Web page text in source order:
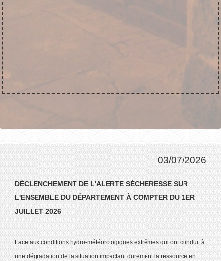
03/07/2026
DÉCLENCHEMENT DE L'ALERTE SÉCHERESSE SUR
L'ENSEMBLE DU DÉPARTEMENT À COMPTER DU 1ER
JUILLET 2026
Face aux conditions hydro-météorologiques extrêmes qui ont conduit à
une dégradation de la situation impactant durement la ressource en